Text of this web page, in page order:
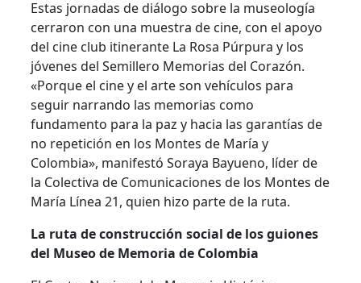
Estas jornadas de diálogo sobre la museología
cerraron con una muestra de cine, con el apoyo
del cine club itinerante La Rosa Púrpura y los
jóvenes del Semillero Memorias del Corazón.
«Porque el cine y el arte son vehículos para
seguir narrando las memorias como
fundamento para la paz y hacia las garantías de
no repetición en los Montes de María y
Colombia», manifestó Soraya Bayueno, líder de
la Colectiva de Comunicaciones de los Montes de
María Línea 21, quien hizo parte de la ruta.
La ruta de construcción social de los guiones
del Museo de Memoria de Colombia